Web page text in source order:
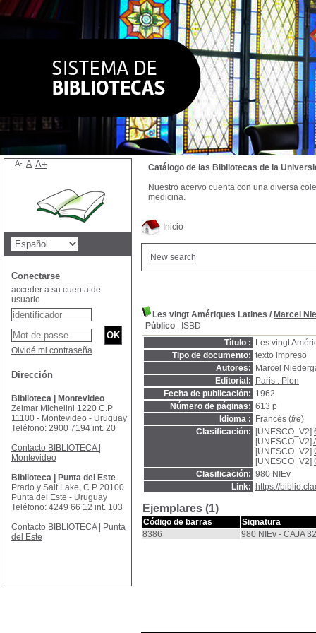
Inicio
New search
Les vingt Amériques Latines / Marcel
Público
ISBD
Título :
Les vingt
Tipo de documento: texto impreso
Autores:
Marcel
Editorial:
Paris : Plon
Fecha de publicación: 1962
Número de páginas: 613 p
Idioma :
Francés (fre)
Clasificación:
[UNESCO_V2]
[UNESCO_V2]
[UNESCO_V2]
[UNESCO_V2]
Clasificación: 980 NIEv
Link:
https://
Ejemplares (1)
Código de barras
Signatura
8386
980 NIEv - CAJA
Catálogo de las Bibliotecas de la
Nuestro acervo cuenta con una diversa
medicina.
A- A A+
Conectarse
acceder a su cuenta de
usuario
Olvidé mi contraseña
Dirección
Biblioteca | Montevideo
Zelmar Michelini 1220 C.P
11100 - Montevideo - Uruguay
Teléfono: 2900 7194 int. 20
Contacto BIBLIOTECA |
Montevideo
Biblioteca | Punta del Este
Prado y Salt Lake, C.P 20100
Punta del Este - Uruguay
Teléfono: 4249 66 12 int. 103
Contacto BIBLIOTECA | Punta
del Este